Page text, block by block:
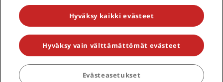
ÄLÄ JÄÄ PAITSI PARHAISTA TARJOUKSISTAMME
© 2026 Radisson Hotel Group.Kaikki oikeudet pidätetään. RHG
Radisson Hotel Group, Radisson, Radisson RED, Radisson Blu, Radisson
Collection, Radisson Individuals, Park Plaza, Park Inn, Country Inn &
Suites, Prize by Radisson, Radisson Rewards ja Radisson Meetings ovat
Radisson Hotel Groupin tavaramerkkejä.
Hyväksy kaikki evästeet
Hyväksy vain välttämättömät evästeet
Evästeasetukset